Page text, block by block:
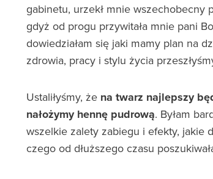
gabinetu, urzekł mnie wszechobecny
gdyż od progu przywitała mnie pani
dowiedziałam się jaki mamy plan na
zdrowia, pracy i stylu życia
Ustaliłyśmy, że na twarz najlepszy
nałożymy hennę pudrową. Byłam
wszelkie zalety zabiegu i efekty, jakie
czego od dłuższego czasu